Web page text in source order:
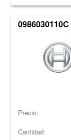
Precio:
Cantidad: